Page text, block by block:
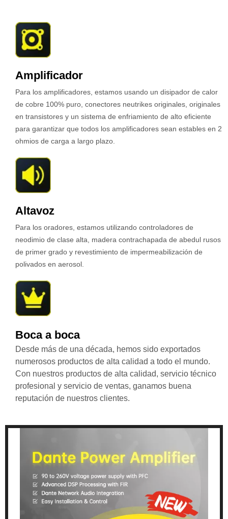
Amplificador
Para los amplificadores, estamos usando un disipador de calor
de cobre 100% puro, conectores neutrikes originales, originales
en transistores y un sistema de enfriamiento de alto eficiente
para garantizar que todos los amplificadores sean estables en 2
ohmios de carga a largo plazo.
Altavoz
Para los oradores, estamos utilizando controladores de
neodimio de clase alta, madera contrachapada de abedul rusos
de primer grado y revestimiento de impermeabilización de
polivados en aerosol.
Boca a boca
Desde más de una década, hemos sido exportados
numerosos productos de alta calidad a todo el mundo.
Con nuestros productos de alta calidad, servicio técnico
profesional y servicio de ventas, ganamos buena
reputación de nuestros clientes.